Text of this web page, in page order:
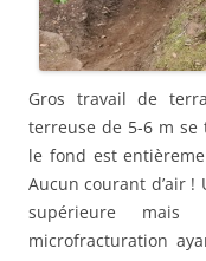
Gros travail de
terreuse de 5-6 m
le fond est
Aucun courant d’air
supérieure
microfracturation